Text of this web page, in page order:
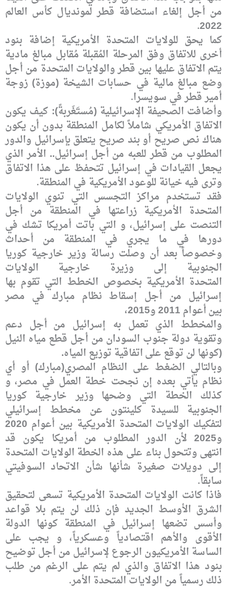
من أجل إلغاء استضافة قطر لمونديال كأس العالم
2022
.
كما يحق للولايات المتحدة الأمريكية إضافة بنود
أخرى للاتفاق وفق المرحلة المُقبلة مُقابل مبالغ مادية
يتم الاتفاق عليها بين قطر والولايات المتحدة من أجل
وضع مبالغ مالية في حسابات الشيخة (موزة) زوجة
أمير قطر في سويسرا.
وأضافت الصحيفة الإسرائيلية (مُستَغّربةً): كيف يكون
الاتفاق الأمريكي شاملاً لكامل المنطقة بدون أن يكون
هناك نص صريح أو بند صريح يتعلق بإسرائيل والدور
المطلوب من قطر للعبه من أجل إسرائيل.. الأمر الذي
يجعل القيادات في إسرائيل تتحفظ على هذا الاتفاق
وترى فيهخيانة للوعود الأمريكية في المنطقة.
فقد تستخدم مراكز التجسس التي تنوي الولايات
المتحدة الأمريكية زراعتها في المنطقة من أجل
التنصت على إسرائيل، و التي باتت أمريكا تشك في
دورها في ما يجري في المنطقة من أحداث
وخصوصاً بعد أن وصلت رسالة وزير خارجية كوريا
الجنوبية إلى وزيرة خارجية الولايات
المتحدة الأمريكية بخصوص الخطط التي تقوم بها
إسرائيل من أجل إسقاط نظام مبارك في مصر
بينأعوام 2011 و2015،
والمخطط الذي تعمل به إسرائيل من أجل دعم
وتقوية دولة جنوب السودان من أجل قطع مياه النيل
(كونها لن توقع علىاتفاقية توزيع المياه.
وبالتالي الضغط على النظام المصري(مبارك) أو أي
نظام يأتي بعده إن نجحت خطة العمل في مصر، و
كذلك الخطة التي وضحها وزير خارجية كوريا
الجنوبية للسيدة كلينتون عن مخطط إسرائيلي
لتفكيك الولايات المتحدة الأمريكية بين أعوام 2020
و2025 لأن الدور المطلوب من أمريكا يكون قد
انتهىوتتحول بناء على هذه الخطة الولايات المتحدة
إلى دويلات صغيرة شأنها شأن الاتحاد السوفيتي
سابقاً.
فاذا كانت الولايات المتحدة الأمريكية تسعى لتحقيق
الشرق الأوسط الجديد فإن ذلك لن يتم بلا قواعد
وأسس تضعها إسرائيل في المنطقة كونها الدولة
الأقوى والأهم اقتصادياً وعسكرياً، و يجب على
الساسة الأمريكيون الرجوع لإسرائيل من أجل توضيح
بنود هذا الاتفاق والذي لم يتم على الرغم من طلب
ذلك رسمياً من الولايات المتحدة الأمر.